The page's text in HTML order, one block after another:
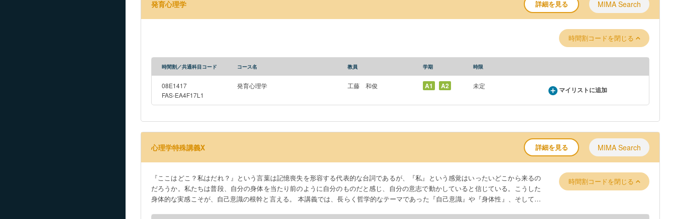
発育心理学 詳細を見る MIMA Search
時間割コードを閉じる
時間割／共通科目コード コース名 教員 学期 時限
08E1417
FAS-EA4F17L1
発育心理学 工藤 和俊 A1 A2 未定 マイリストに追加
心理学特殊講義X 詳細を見る MIMA Search
『ここはどこ？私はだれ？』という言葉は記憶喪失を形容する代表的な台詞であるが、『私』という感覚はいったいどこから来るの
だろうか。私たちは普段、自分の身体を当たり前のように自分のものだと感じ、自分の意志で動かしていると信じている。こうした
身体的な実感こそが、自己意識の根幹と言える。 本講義では、長らく哲学的なテーマであった『自己意識』や『身体性』、そしてそ
時間割コードを閉じる